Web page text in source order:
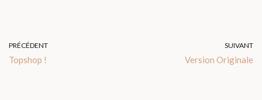
PRÉCÉDENT
Topshop !
SUIVANT
Version Originale